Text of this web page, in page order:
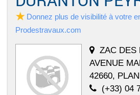
Donnez plus de visibilité à votre
Prodestravaux.com
ZAC DES
AVENUE
42660,
(+33) 04